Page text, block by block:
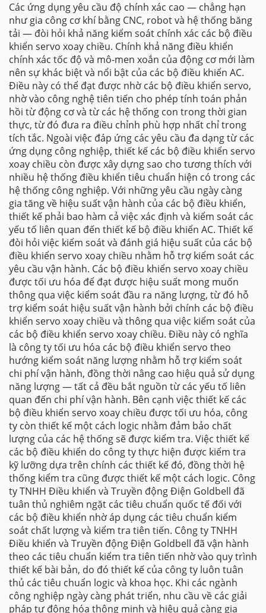
Các ứng dụng yêu cầu độ chính xác cao — chẳng hạn
như gia công cơ khí bằng CNC, robot và hệ thống băng
tải — đòi hỏi khả năng kiểm soát chính xác các bộ điều
khiển servo xoay chiều. Chính khả năng điều khiển
chính xác tốc độ và mô-men xoắn của động cơ mới làm
nên sự khác biệt và nổi bật của các bộ điều khiển AC.
Điều này có thể đạt được nhờ các bộ điều khiển servo,
nhờ vào công nghệ tiên tiến cho phép tính toán phản
hồi từ động cơ và từ các hệ thống con trong thời gian
thực, từ đó đưa ra điều chỉnh phù hợp nhất chỉ trong
tích tắc. Ngoài việc đáp ứng các yêu cầu đa dạng từ các
ứng dụng công nghiệp, thiết kế các bộ điều khiển servo
xoay chiều còn được xây dựng sao cho tương thích với
nhiều hệ thống điều khiển tiêu chuẩn hiện có trong các
hệ thống công nghiệp. Với những yêu cầu ngày càng
gia tăng về hiệu suất vận hành của các bộ điều khiển,
thiết kế phải bao hàm cả việc xác định và kiểm soát các
yếu tố liên quan đến thiết kế bộ điều khiển AC. Thiết kế
đòi hỏi việc kiểm soát và đánh giá hiệu suất của các bộ
điều khiển servo xoay chiều nhằm hỗ trợ kiểm soát các
yêu cầu vận hành. Các bộ điều khiển servo xoay chiều
được tối ưu hóa để đạt được hiệu suất mong muốn
thông qua việc kiểm soát đầu ra năng lượng, từ đó hỗ
trợ kiểm soát hiệu suất vận hành bởi chính các bộ điều
khiển servo xoay chiều và thông qua việc kiểm soát của
các bộ điều khiển servo xoay chiều. Điều này có nghĩa
là công ty tối ưu hóa các bộ điều khiển servo theo
hướng kiểm soát năng lượng nhằm hỗ trợ kiểm soát
chi phí vận hành, đồng thời nâng cao hiệu quả sử dụng
năng lượng — tất cả đều bắt nguồn từ các yếu tố liên
quan đến chi phí vận hành. Bên cạnh việc thiết kế các
bộ điều khiển servo xoay chiều được tối ưu hóa, công
ty còn thiết kế một cách logic nhằm đảm bảo chất
lượng của các hệ thống sẽ được kiểm tra. Việc thiết kế
các bộ điều khiển do công ty thực hiện được kiểm tra
kỹ lưỡng dựa trên chính các thiết kế đó, đồng thời hệ
thống kiểm tra cũng được thiết kế một cách logic. Công
ty TNHH Điều khiển và Truyền động Điện Goldbell đã
tuân thủ nghiêm ngặt các tiêu chuẩn quốc tế đối với
các bộ điều khiển nhờ áp dụng các tiêu chuẩn kiểm
soát chất lượng và kiểm tra tiên tiến. Công ty TNHH
Điều khiển và Truyền động Điện Goldbell đã vận hành
theo các tiêu chuẩn kiểm tra tiên tiến nhờ vào quy trình
thiết kế bài bản, do đó thiết kế của công ty luôn tuân
thủ các tiêu chuẩn logic và khoa học. Khi các ngành
công nghiệp ngày càng phát triển, nhu cầu về các giải
pháp tự động hóa thông minh và hiệu quả càng gia